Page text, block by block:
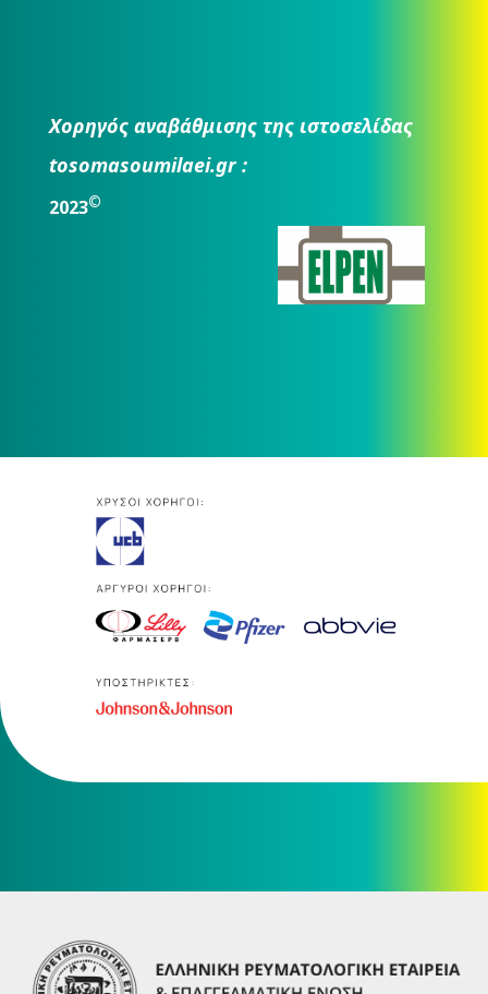
Χορηγός αναβάθμισης της ιστοσελίδας
tosomasoumilaei.gr :
2023©